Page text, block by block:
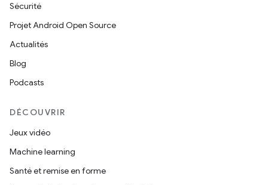
Sécurité
Projet Android Open Source
Actualités
Blog
Podcasts
DÉCOUVRIR
Jeux vidéo
Machine learning
Santé et remise en forme